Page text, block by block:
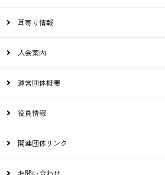
耳寄り情報
入会案内
運営団体概要
役員情報
関連団体リンク
お問い合わせ